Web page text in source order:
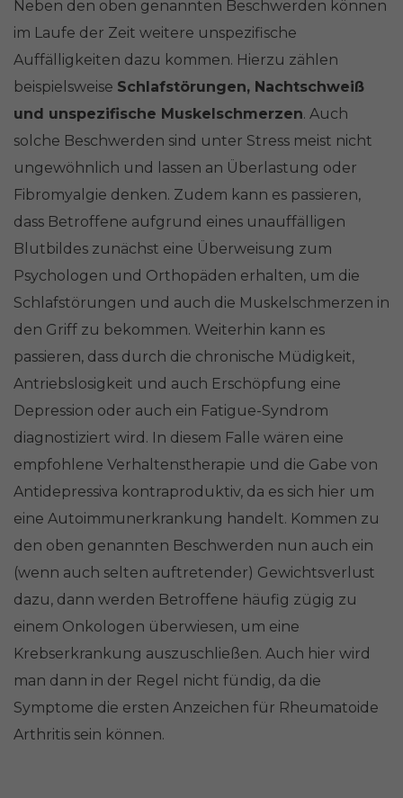
Neben den oben genannten Beschwerden können
im Laufe der Zeit weitere unspezifische
Auffälligkeiten dazu kommen. Hierzu zählen
beispielsweise Schlafstörungen, Nachtschweiß
und unspezifische Muskelschmerzen. Auch
solche Beschwerden sind unter Stress meist nicht
ungewöhnlich und lassen an Überlastung oder
Fibromyalgie denken. Zudem kann es passieren,
dass Betroffene aufgrund eines unauffälligen
Blutbildes zunächst eine Überweisung zum
Psychologen und Orthopäden erhalten, um die
Schlafstörungen und auch die Muskelschmerzen in
den Griff zu bekommen. Weiterhin kann es
passieren, dass durch die chronische Müdigkeit,
Antriebslosigkeit und auch Erschöpfung eine
Depression oder auch ein Fatigue-Syndrom
diagnostiziert wird. In diesem Falle wären eine
empfohlene Verhaltenstherapie und die Gabe von
Antidepressiva kontraproduktiv, da es sich hier um
eine Autoimmunerkrankung handelt. Kommen zu
den oben genannten Beschwerden nun auch ein
(wenn auch selten auftretender) Gewichtsverlust
dazu, dann werden Betroffene häufig zügig zu
einem Onkologen überwiesen, um eine
Krebserkrankung auszuschließen. Auch hier wird
man dann in der Regel nicht fündig, da die
Symptome die ersten Anzeichen für Rheumatoide
Arthritis sein können.